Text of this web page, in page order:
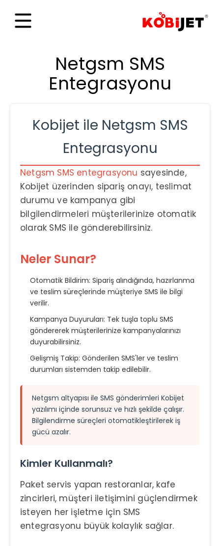
Netgsm SMS
Entegrasyonu
Kobijet ile Netgsm SMS
Entegrasyonu
Netgsm SMS entegrasyonu sayesinde,
Kobijet üzerinden sipariş onayı, teslimat
durumu ve kampanya gibi
bilgilendirmeleri müşterilerinize otomatik
olarak SMS ile gönderebilirsiniz.
Neler Sunar?
Otomatik Bildirim: Sipariş alındığında, hazırlanma
ve teslim süreçlerinde müşteriye SMS ile bilgi
verilir.
Kampanya Duyuruları: Tek tuşla toplu SMS
göndererek müşterilerinize kampanyalarınızı
duyurabilirsiniz.
Gelişmiş Takip: Gönderilen SMS'ler ve teslim
durumları sistemden takip edilebilir.
Netgsm altyapısı ile SMS gönderimleri Kobijet
yazılımı içinde sorunsuz ve hızlı şekilde çalışır.
Bilgilendirme süreçleri otomatikleştirilerek iş
gücü azalır.
Kimler Kullanmalı?
Paket servis yapan restoranlar, kafe
zincirleri, müşteri iletişimini güçlendirmek
isteyen her işletme için SMS
entegrasyonu büyük kolaylık sağlar.